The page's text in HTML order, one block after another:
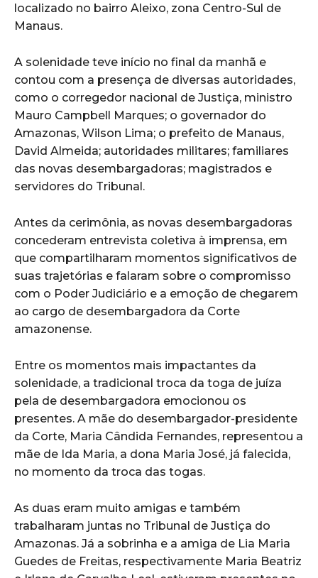
localizado no bairro Aleixo, zona Centro-Sul de
Manaus.
A solenidade teve início no final da manhã e
contou com a presença de diversas autoridades,
como o corregedor nacional de Justiça, ministro
Mauro Campbell Marques; o governador do
Amazonas, Wilson Lima; o prefeito de Manaus,
David Almeida; autoridades militares; familiares
das novas desembargadoras; magistrados e
servidores do Tribunal.
Antes da cerimônia, as novas desembargadoras
concederam entrevista coletiva à imprensa, em
que compartilharam momentos significativos de
suas trajetórias e falaram sobre o compromisso
com o Poder Judiciário e a emoção de chegarem
ao cargo de desembargadora da Corte
amazonense.
Entre os momentos mais impactantes da
solenidade, a tradicional troca da toga de juíza
pela de desembargadora emocionou os
presentes. A mãe do desembargador-presidente
da Corte, Maria Cândida Fernandes, representou a
mãe de Ida Maria, a dona Maria José, já falecida,
no momento da troca das togas.
As duas eram muito amigas e também
trabalharam juntas no Tribunal de Justiça do
Amazonas. Já a sobrinha e a amiga de Lia Maria
Guedes de Freitas, respectivamente Maria Beatriz